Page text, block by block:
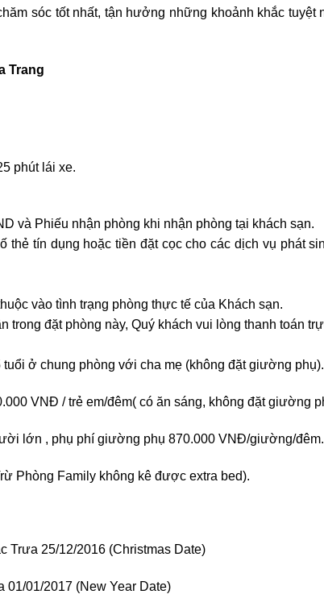
sóc tốt nhất, tận hưởng những khoảnh khắc tuyệt
Trang
phút lái xe.
và Phiếu nhận phòng khi nhận phòng tại khách sạn.
thẻ tín dụng hoặc tiền đặt cọc cho các dịch vụ phát
vào tình trạng phòng thực tế của Khách sạn.
trong đặt phòng này, Quý khách vui lòng thanh toán
ở chung phòng với cha mẹ (không đặt giường phụ).
VNĐ / trẻ em/đêm( có ăn sáng, không đặt giường
lớn , phụ phí giường phụ 870.000 VNĐ/giường/đêm.
Phòng Family không kê được extra bed).
Trưa 25/12/2016 (Christmas Date)
01/01/2017 (New Year Date)